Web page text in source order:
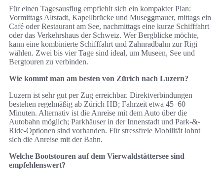
Für einen Tagesausflug empfiehlt sich ein kompakter Plan:
Vormittags Altstadt, Kapellbrücke und Museggmauer, mittags ein
Café oder Restaurant am See, nachmittags eine kurze Schifffahrt
oder das Verkehrshaus der Schweiz. Wer Bergblicke möchte,
kann eine kombinierte Schifffahrt und Zahnradbahn zur Rigi
wählen. Zwei bis vier Tage sind ideal, um Museen, See und
Bergtouren zu verbinden.
Wie kommt man am besten von Zürich nach Luzern?
Luzern ist sehr gut per Zug erreichbar. Direktverbindungen
bestehen regelmäßig ab Zürich HB; Fahrzeit etwa 45–60
Minuten. Alternativ ist die Anreise mit dem Auto über die
Autobahn möglich; Parkhäuser in der Innenstadt und Park-&-
Ride-Optionen sind vorhanden. Für stressfreie Mobilität lohnt
sich die Anreise mit der Bahn.
Welche Bootstouren auf dem Vierwaldstättersee sind
empfehlenswert?